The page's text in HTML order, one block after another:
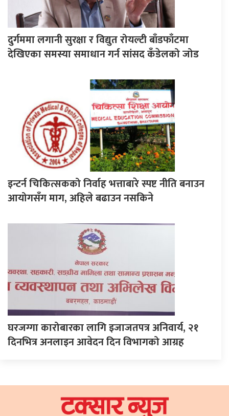
दुर्गममा लगानी सुरक्षा र विद्युत रोयल्टी बाँडफाँटमा
देखिएका समस्या समाधान गर्न सांसद कँडेलको जोड
इन्टर्न चिकित्सकको निर्वाह भत्ताबारे स्पष्ट नीति बनाउन
आयोगसँग माग, अहिले बढाउन नसकिने
घरजग्गा कारोबारका लागि इजाजतपत्र अनिवार्य, २१
दिनभित्र अनलाइन आवेदन दिन विभागको आग्रह